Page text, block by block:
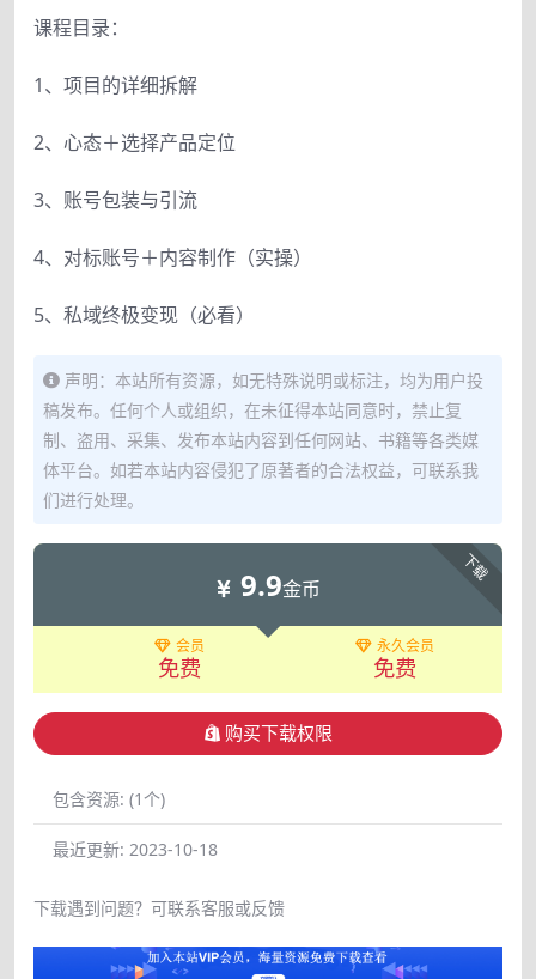
课程目录：
1、项目的详细拆解
2、心态＋选择产品定位
3、账号包装与引流
4、对标账号＋内容制作（实操）
5、私域终极变现（必看）
声明：本站所有资源，如无特殊说明或标注，均为用户投
稿发布。任何个人或组织，在未征得本站同意时，禁止复
制、盗用、采集、发布本站内容到任何网站、书籍等各类媒
体平台。如若本站内容侵犯了原著者的合法权益，可联系我
们进行处理。
下载
9.9金币
会员
免费
永久会员
免费
购买下载权限
包含资源: (1个)
最近更新: 2023-10-18
下载遇到问题？可联系客服或反馈